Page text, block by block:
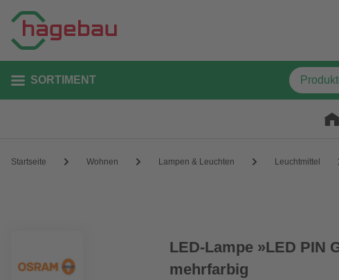
SORTIMENT
Startseite Wohnen Lampen & Leuchten Leuchtmittel
LED-Lampe »LED PIN
mehrfarbig